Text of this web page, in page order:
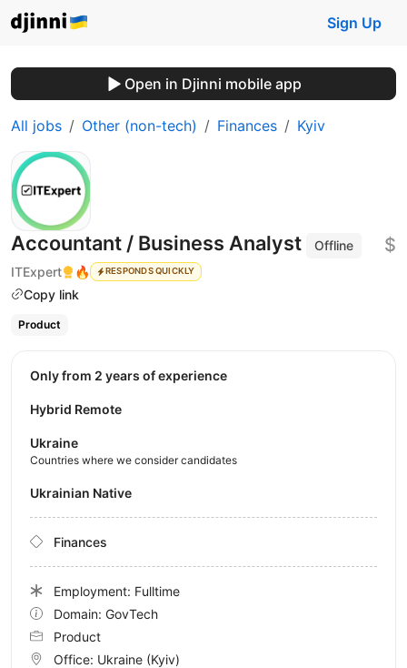
Sign Up
Open in Djinni mobile app
All jobs Other (non-tech) Finances Kyiv
Accountant / Business Analyst
Offline
ITExpert
🔥 RESPONDS QUICKLY
Copy link
$
Product
Only from 2 years of experience
Hybrid Remote
Ukraine
Countries where we consider candidates
Ukrainian Native
Finances
Employment: Fulltime
Domain: GovTech
Product
Office: Ukraine (Kyiv)